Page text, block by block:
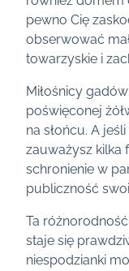
pewno Cię
obserwować
towarzyskie i
Miłośnicy
poświęconej
na słońcu. A
zauważysz kilka
schronienie w
publiczność
Ta
staje się
niespodzianki